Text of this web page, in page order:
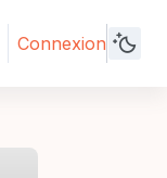
Connexion